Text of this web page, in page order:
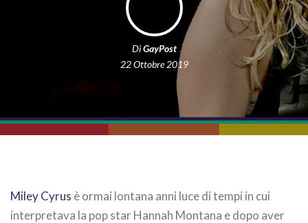
DiGayPost
22 Ottobre 2019
Miley Cyrus è ormai lontana anni luce di tempi in cui
interpretava la pop star Hannah Montana e dopo aver